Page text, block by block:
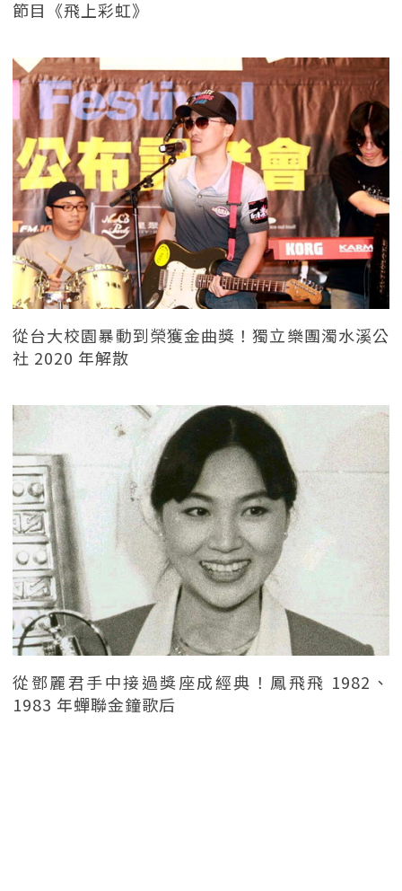
節目《飛上彩虹》
從台大校園暴動到榮獲金曲獎！獨立樂團濁水溪公
社 2020 年解散
從鄧麗君手中接過獎座成經典！鳳飛飛 1982、
1983 年蟬聯金鐘歌后